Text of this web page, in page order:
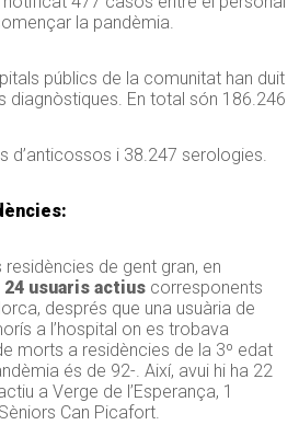
la pandèmia.
públics de la comunitat han duit
diagnòstiques. En total són 186.246
d’anticossos i 38.247 serologies.
de gent gran, en
24 usuaris actius corresponents
després que una usuària de
a l’hospital on es trobava
morts a residències de la 3º edat
és de 92-. Així, avui hi ha 22
a Verge de l’Esperança, 1
Can Picafort.